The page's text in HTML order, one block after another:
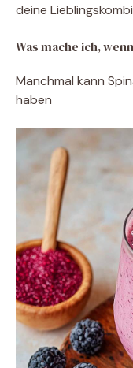
deine
Was mache ich,
Manchmal kann
haben